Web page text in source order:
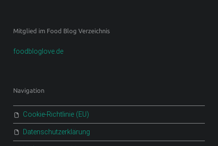
Mitglied im Food Blog Verzeichnis
foodbloglove.de
Navigation
Cookie-Richtlinie (EU)
Datenschutzerklärung